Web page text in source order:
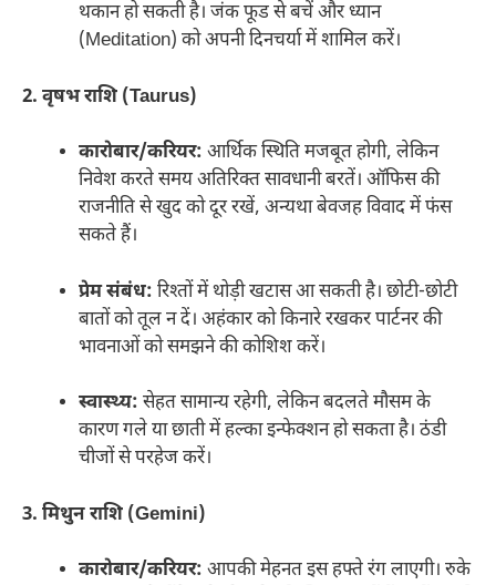
थकान हो सकती है। जंक फूड से बचें और ध्यान
(Meditation) को अपनी दिनचर्या में शामिल करें।
2. वृषभ राशि (Taurus)
कारोबार/करियर: आर्थिक स्थिति मजबूत होगी, लेकिन
निवेश करते समय अतिरिक्त सावधानी बरतें। ऑफिस की
राजनीति से खुद को दूर रखें, अन्यथा बेवजह विवाद में फंस
सकते हैं।
प्रेम संबंध: रिश्तों में थोड़ी खटास आ सकती है। छोटी-छोटी
बातों को तूल न दें। अहंकार को किनारे रखकर पार्टनर की
भावनाओं को समझने की कोशिश करें।
स्वास्थ्य: सेहत सामान्य रहेगी, लेकिन बदलते मौसम के
कारण गले या छाती में हल्का इन्फेक्शन हो सकता है। ठंडी
चीजों से परहेज करें।
3. मिथुन राशि (Gemini)
कारोबार/करियर: आपकी मेहनत इस हफ्ते रंग लाएगी। रुके